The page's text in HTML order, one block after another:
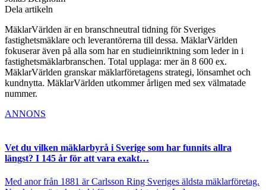
Dela artikeln
MäklarVärlden är en branschneutral tidning för Sveriges
fastighetsmäklare och leverantörerna till dessa. MäklarVärlden
fokuserar även på alla som har en studieinriktning som leder in i
fastighetsmäklarbranschen. Total upplaga: mer än 8 600 ex.
MäklarVärlden granskar mäklarföretagens strategi, lönsamhet och
kundnytta. MäklarVärlden utkommer årligen med sex välmatade
nummer.
ANNONS
Vet du vilken mäklarbyrå i Sverige som har funnits allra
längst? I 145 år för att vara exakt…
Med anor från 1881 är Carlsson Ring Sveriges äldsta mäklarföretag.